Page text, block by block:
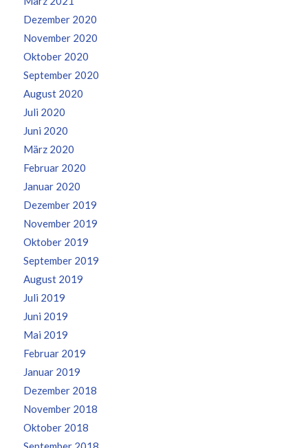
Dezember 2020
November 2020
Oktober 2020
September 2020
August 2020
Juli 2020
Juni 2020
März 2020
Februar 2020
Januar 2020
Dezember 2019
November 2019
Oktober 2019
September 2019
August 2019
Juli 2019
Juni 2019
Mai 2019
Februar 2019
Januar 2019
Dezember 2018
November 2018
Oktober 2018